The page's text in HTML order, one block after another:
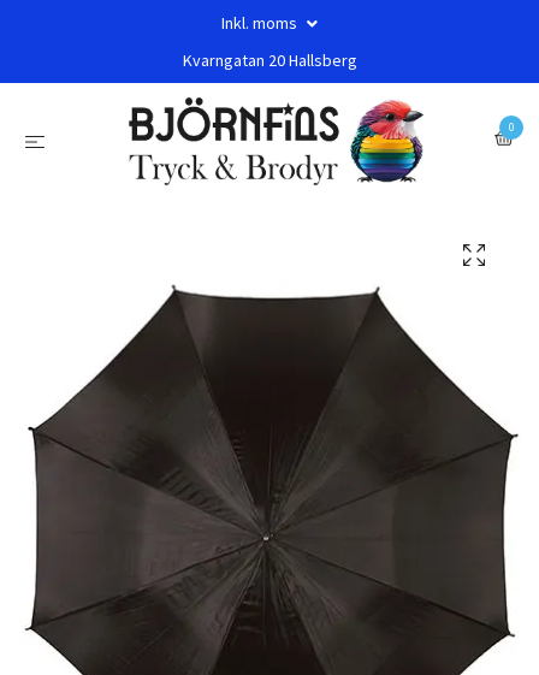
Inkl. moms
Kvarngatan 20 Hallsberg
0